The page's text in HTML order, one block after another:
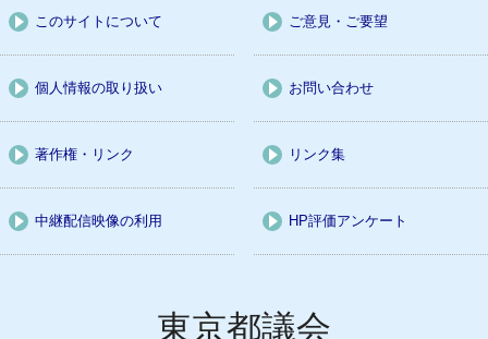
このサイトについて ご意見・ご要望
個人情報の取り扱い お問い合わせ
著作権・リンク リンク集
中継配信映像の利用 HP評価アンケート